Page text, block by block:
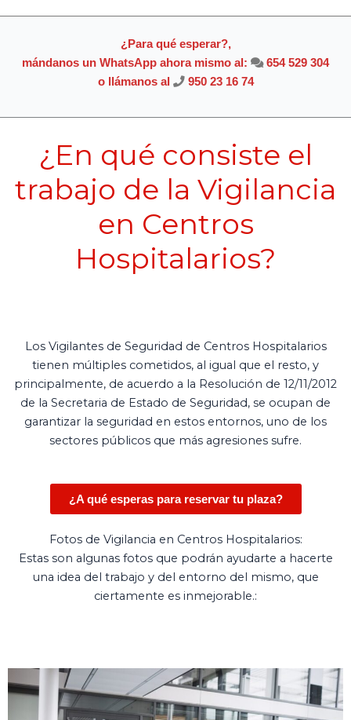
¿Para qué esperar?,
mándanos un WhatsApp ahora mismo al:
654 529 304
o llámanos al
950 23 16 74
¿En qué consiste el
trabajo de la Vigilancia
en Centros
Hospitalarios?
Los Vigilantes de Seguridad de Centros Hospitalarios
tienen múltiples cometidos, al igual que el resto, y
principalmente, de acuerdo a la Resolución de 12/11/2012
de la Secretaria de Estado de Seguridad, se ocupan de
garantizar la seguridad en estos entornos, uno de los
sectores públicos que más agresiones sufre.
¿A qué esperas para reservar tu plaza?
Fotos de Vigilancia en Centros Hospitalarios:
Estas son algunas fotos que podrán ayudarte a hacerte
una idea del trabajo y del entorno del mismo, que
ciertamente es inmejorable.: